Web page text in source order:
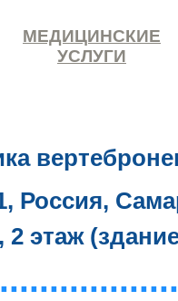
МЕДИЦИНСКИЕ
УСЛУГИ
Россия,
2 этаж